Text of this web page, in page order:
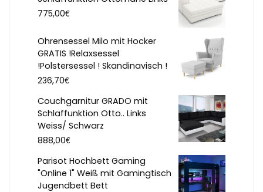
775,00€
Ohrensessel Milo mit Hocker
GRATIS !Relaxsessel
!Polstersessel ! Skandinavisch !
236,70€
Couchgarnitur GRADO mit
Schlaffunktion Otto.. Links
Weiss/ Schwarz
888,00€
Parisot Hochbett Gaming
"Online 1" Weiß mit Gamingtisch
Jugendbett Bett